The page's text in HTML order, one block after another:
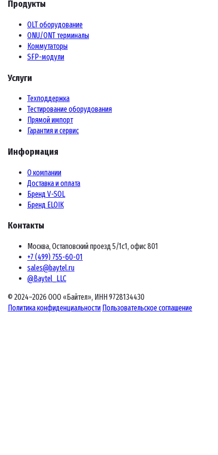
Продукты
OLT оборудование
ONU/ONT терминалы
Коммутаторы
SFP-модули
Услуги
Техподдержка
Тестирование оборудования
Прямой импорт
Гарантия и сервис
Информация
О компании
Доставка и оплата
Бренд V-SOL
Бренд ELOIK
Контакты
Москва, Остаповский проезд 5/1с1, офис 801
+7 (499) 755-60-01
sales@baytel.ru
@Baytel_LLC
© 2024–2026 ООО «Байтел», ИНН 9728134430
Политика конфиденциальности Пользовательское соглашение